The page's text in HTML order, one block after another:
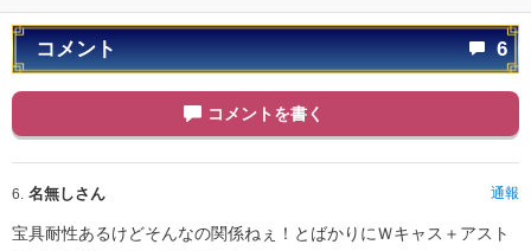
コメント 6
コメントを書く
6. 名無しさん 通報
宝具耐性あるけどそんなの関係ねぇ！とばかりにＷキャス＋アスト